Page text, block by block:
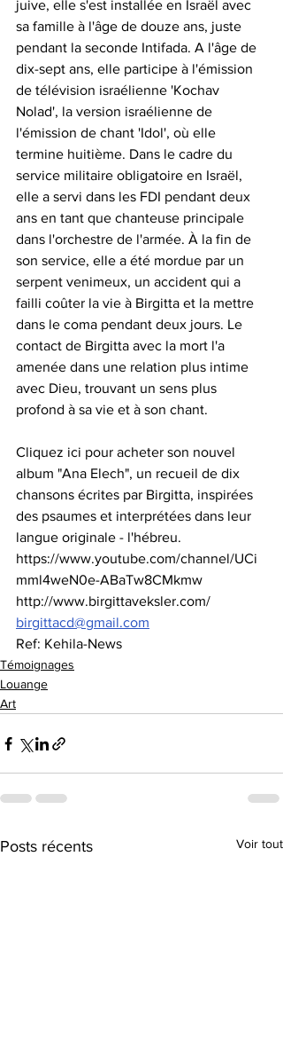
juive, elle s'est installée en Israël avec
sa famille à l'âge de douze ans, juste
pendant la seconde Intifada. A l'âge de
dix-sept ans, elle participe à l'émission
de télévision israélienne 'Kochav
Nolad', la version israélienne de
l'émission de chant 'Idol', où elle
termine huitième. Dans le cadre du
service militaire obligatoire en Israël,
elle a servi dans les FDI pendant deux
ans en tant que chanteuse principale
dans l'orchestre de l'armée. À la fin de
son service, elle a été mordue par un
serpent venimeux, un accident qui a
failli coûter la vie à Birgitta et la mettre
dans le coma pendant deux jours. Le
contact de Birgitta avec la mort l'a
amenée dans une relation plus intime
avec Dieu, trouvant un sens plus
profond à sa vie et à son chant.
Cliquez ici pour acheter son nouvel
album "Ana Elech", un recueil de dix
chansons écrites par Birgitta, inspirées
des psaumes et interprétées dans leur
langue originale - l'hébreu.
https://www.youtube.com/channel/UCi
mml4weN0e-ABaTw8CMkmw
http://www.birgittaveksler.com/
birgittacd@gmail.com
Ref: Kehila-News
Témoignages
Louange
Art
Posts récents Voir tout